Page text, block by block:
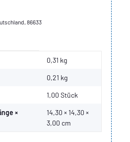
86633
0,31 kg
0,21 kg
1,00 Stück
×
14,30 × 14,30 ×
3,00 cm